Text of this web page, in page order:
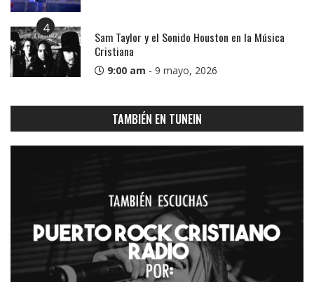
4
Sam Taylor y el Sonido Houston en la Música
Cristiana
9:00 am - 9 mayo, 2026
TAMBIÉN EN TUNEIN